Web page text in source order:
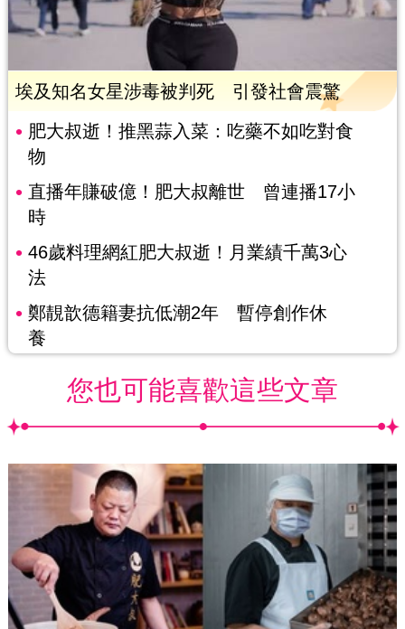
埃及知名女星涉毒被判死 引發社會震驚
肥大叔逝！推黑蒜入菜：吃藥不如吃對食
物
直播年賺破億！肥大叔離世 曾連播17小
時
46歲料理網紅肥大叔逝！月業績千萬3心
法
鄭靚歆德籍妻抗低潮2年 暫停創作休
養
您也可能喜歡這些文章